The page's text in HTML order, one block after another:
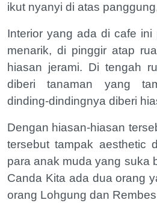
ikut nyanyi di atas
Interior yang ada di cafe
menarik, di pinggir atap
hiasan jerami. Di tengah
diberi tanaman yang
dinding-dindingnya diberi
Dengan hiasan-hiasan
tersebut tampak aesthetic
para anak muda yang suka
Canda Kita ada dua orang
orang Lohgung dan